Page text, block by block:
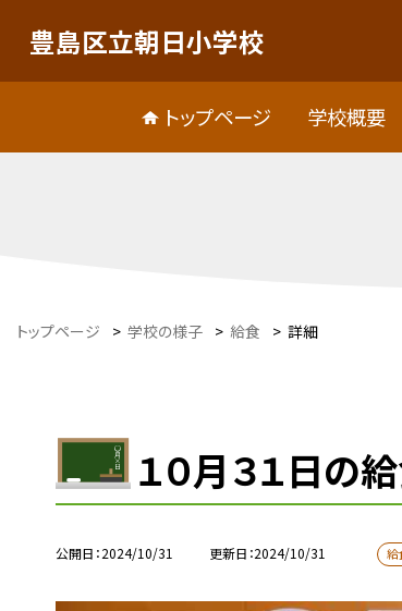
豊島区立朝日小学校
トップページ 学校概要
トップページ > 学校の様子 > 給食 > 詳細
１０月３１日の
公開日 2024/10/31 更新日 2024/10/31 給